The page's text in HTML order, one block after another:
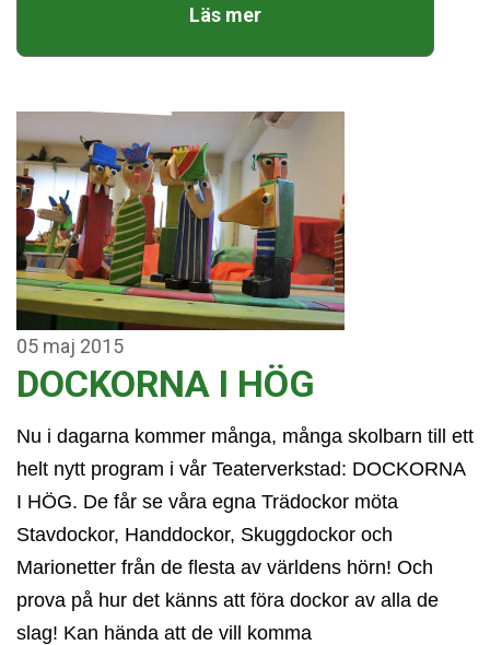
Läs mer
05 maj 2015
DOCKORNA I HÖG
Nu i dagarna kommer många, många skolbarn till ett
helt nytt program i vår Teaterverkstad: DOCKORNA
I HÖG. De får se våra egna Trädockor möta
Stavdockor, Handdockor, Skuggdockor och
Marionetter från de flesta av världens hörn! Och
prova på hur det känns att föra dockor av alla de
slag! Kan hända att de vill komma